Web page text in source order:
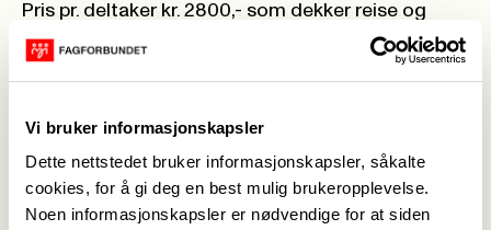
Vi bruker informasjonskapsler
Dette nettstedet bruker informasjonskapsler, såkalte
cookies, for å gi deg en best mulig brukeropplevelse.
Noen informasjonskapsler er nødvendige for at siden
Pris pr. deltaker kr. 2800,- som dekker reise og
opphold for de som trenger dette. Dersom
foreningen ønsker å dekke overnatting og middag
dette koste kr. 1 900 i tillegg.
Påmelding: innen25. mai 2026
Påmeldingen må godkjennes av den lokale
fagforeningen.